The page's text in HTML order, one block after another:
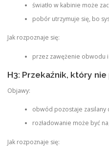
światło w kabinie może
pobór utrzymuje się, bo
Jak rozpoznaje się:
przez zawężenie obwodu
H3: Przekaźnik, który
Objawy:
obwód pozostaje zasilany
rozładowanie może być
Jak rozpoznaje się: